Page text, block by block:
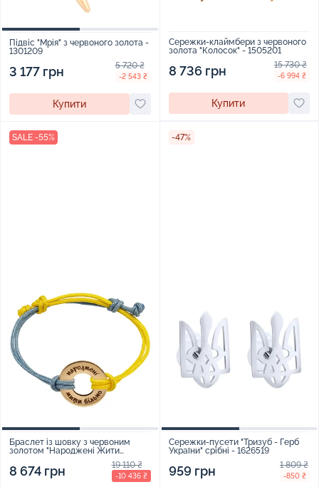
Підвіс "Мрія" з червоного золота -
1301209
3 177 грн 5 720 ₴
-2 543 ₴
Купити
Сережки-клаймбери з червоного
золота "Колосок" - 1505201
8 736 грн 15 730 ₴
-6 994 ₴
Купити
SALE -55%
Браслет із шовку з червоним
золотом "Народжені Жити
8 674 грн 19 110 ₴
-10 436 ₴
-47%
Сережки-пусети "Тризуб - Герб
України" срібні - 1626519
959 грн 1 809 ₴
-850 ₴